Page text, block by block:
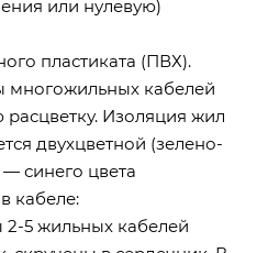
или нулевую)
пластиката (ПВХ).
кабелей
Изоляция жил
двухцветной (зелено-
синего цвета
кабеле:
5 жильных кабелей